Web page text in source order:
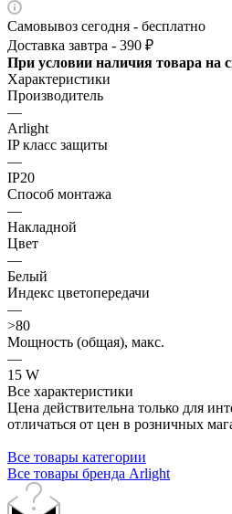
Самовывоз сегодня - бесплатно
Доставка завтра - 390 ₽
При условии наличия товара на
Характеристики
Производитель
—
Arlight
IP класс защиты
—
IP20
Способ монтажа
—
Накладной
Цвет
—
Белый
Индекс цветопередачи
—
>80
Мощность (общая), макс.
—
15 W
Все характеристики
Цена действительна только для
отличаться от цен в розничных
Все товары категории
Все товары бренда Arlight